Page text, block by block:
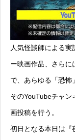
人気怪談師による
ー映画作品、さらに
で、あらゆる「恐怖
そのYouTubeチャ
画投稿を行う。
初日となる本日は『